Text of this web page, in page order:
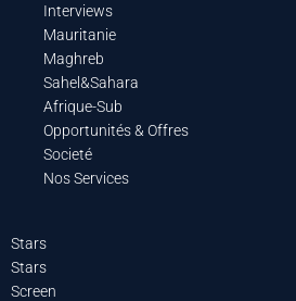
Interviews
Mauritanie
Maghreb
Sahel&Sahara
Afrique-Sub
Opportunités & Offres
Societé
Nos Services
Stars
Stars
Screen